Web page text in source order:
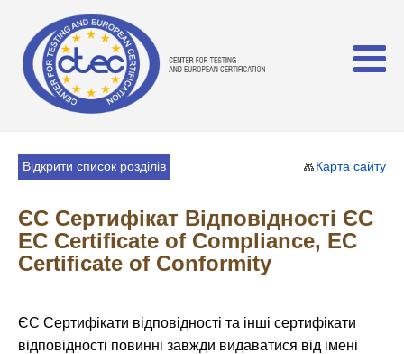
Карта сайту
Відкрити список розділів
ЄС Сертифікат Відповідності ЄС
EC Certificate of Compliance, EC
Certificate of Conformity
ЄС Сертифікати відповідності та інші сертифікати
відповідності повинні завжди видаватися від імені